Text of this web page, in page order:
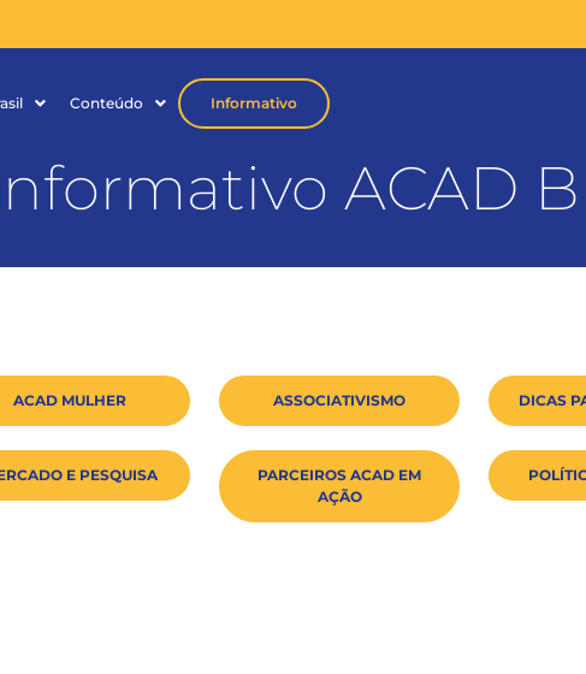
Conteúdo Informativo
ACAD
ACAD MULHER ASSOCIATIVISMO DICAS
E PESQUISA
PARCEIROS ACAD EM
AÇÃO